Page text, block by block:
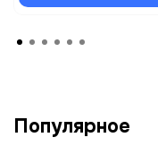
Популярное